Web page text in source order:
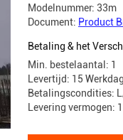
Modelnummer: 33m
Document: Product
Betaling & het
Min. bestelaantal: 1
Levertijd: 15
Betalingscondities:
Levering vermogen: